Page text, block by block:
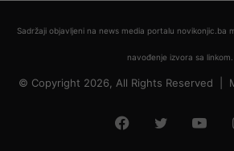
Sadržaji objavljeni na news media portalu novikonjic.ba
navođenje izvora sa linkom.
© Copyright 2026, All Rights Reserved |
Facebook
Twitter